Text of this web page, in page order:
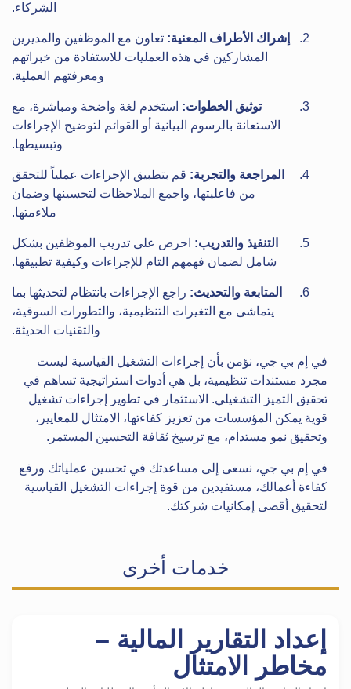
الشركاء.
إشراك الأطراف المعنية: تعاون مع الموظفين والمديرين
المشاركين في هذه العمليات للاستفادة من خبراتهم
ومعرفتهم العملية.
توثيق الخطوات: استخدم لغة واضحة ومباشرة، مع
الاستعانة بالرسوم البيانية أو القوائم لتوضيح الإجراءات
وتبسيطها.
المراجعة والتجربة: قم بتطبيق الإجراءات عملياً للتحقق
من فاعليتها، واجمع الملاحظات لتحسينها وضمان
ملاءمتها.
التنفيذ والتدريب: احرص على تدريب الموظفين بشكل
شامل لضمان فهمهم التام للإجراءات وكيفية تطبيقها.
المتابعة والتحديث: راجع الإجراءات بانتظام لتحديثها بما
يتماشى مع التغيرات التنظيمية، والتطورات السوقية،
والتقنيات الحديثة.
في إم بي جي، نؤمن بأن إجراءات التشغيل القياسية ليست
مجرد مستندات تنظيمية، بل هي أدوات استراتيجية تساهم في
تحقيق التميز التشغيلي. الاستثمار في تطوير إجراءات تشغيل
قوية يمكن المؤسسات من تعزيز كفاءتها، الامتثال للمعايير،
وتحقيق نمو مستدام، مع ترسيخ ثقافة التحسين المستمر.
في إم بي جي، نسعى إلى مساعدتك في تحسين عملياتك ورفع
كفاءة أعمالك، مستفيدين من قوة إجراءات التشغيل القياسية
لتحقيق أقصى إمكانيات شركتك.
خدمات أخرى
إعداد التقارير المالية –
مخاطر الامتثال